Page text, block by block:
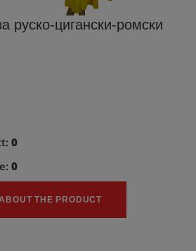
руско-цигански-ромски
0
0
THE PRODUCT